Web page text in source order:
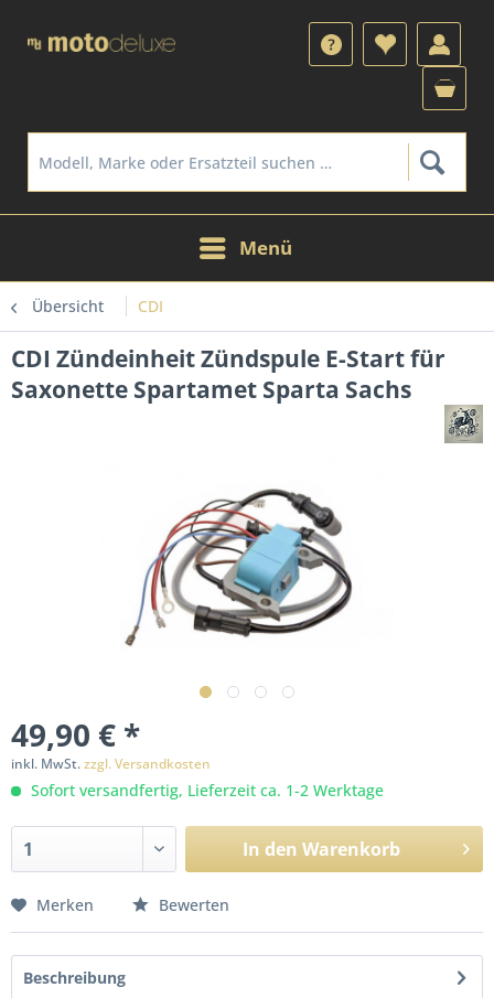
Menü
Übersicht CDI
CDI Zündeinheit Zündspule E-Start für
Saxonette Spartamet Sparta Sachs
49,90 € *
inkl. MwSt.zzgl. Versandkosten
Sofort versandfertig, Lieferzeit ca. 1-2 Werktage
In den Warenkorb
Merken Bewerten
Beschreibung